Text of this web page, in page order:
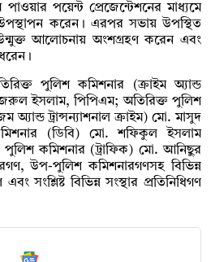
পয়েন্ট প্রেজেন্টেশনের মাধ্যমে
উপস্থাপন করেন। এরপর সভায় উপস্থিত
উন্মুক্ত আলোচনায় অংশগ্রহণ করেন এবং
পুলিশ কমিশনার (ক্রাইম অ্যান্ড
ইসলাম, পিপিএম; অতিরিক্ত পুলিশ
অ্যান্ড ট্রান্সন্যাশনাল ক্রাইম) মো. মাসুদ
(ডিবি) মো. শফিকুল ইসলাম
পুলিশ কমিশনার (ট্রাফিক) মো. আনিছুর
উপ-পুলিশ কমিশনারগণসহ বিভিন্ন
সংশ্লিষ্ট বিভিন্ন সংস্থার প্রতিনিধিগণ